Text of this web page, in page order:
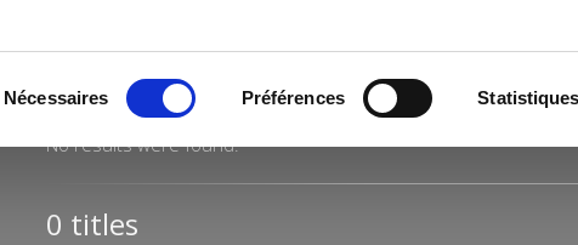
Nécessaires Préférences Statistiques
RESULTS OF THE
"IIIE ET IVE
No results were found.
0 titles